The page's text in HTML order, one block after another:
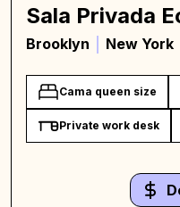
Sala Privada
Brooklyn New York
Cama queen size
Private work desk